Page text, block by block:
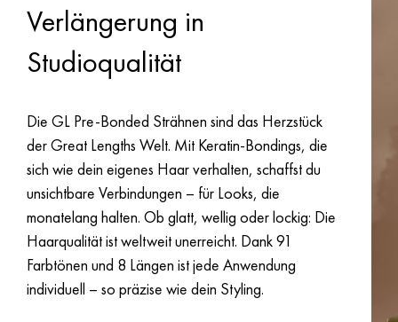
Verlängerung in
Studioqualität
Die GL Pre-Bonded Strähnen sind das Herzstück
der Great Lengths Welt. Mit Keratin-Bondings, die
sich wie dein eigenes Haar verhalten, schaffst du
unsichtbare Verbindungen – für Looks, die
monatelang halten. Ob glatt, wellig oder lockig: Die
Haarqualität ist weltweit unerreicht. Dank 91
Farbtönen und 8 Längen ist jede Anwendung
individuell – so präzise wie dein Styling.